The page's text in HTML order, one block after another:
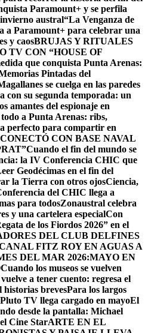
Paramount+ y se perfila
austral“La Venganza de
a Paramount+ para celebrar una
y caosBRUJAS Y RITUALES
TV CON “HOUSE OF
que conquista Punta Arenas:
Pintadas del
se cuelga en las paredes
con su segunda temporada: un
amantes del espionaje en
a Punta Arenas: ribs,
perfecto para compartir en
CON BASE NAVAL
Cuando el fin del mundo se
la IV Conferencia CHIC que
Geodécimas en el fin del
la Tierra con otros ojosCiencia,
del CHIC llega a
para todosZonaustral celebra
y una cartelera especialCon
de los Fiordos 2026” en el
DEL CLUB DELFINES
FITZ ROY EN AGUAS A
DEL MAR 2026:MAYO EN
Cuando los museos se vuelven
a tener cuento: regresa el
historias brevesPara los largos
TV llega cargado en mayoEl
desde la pantalla: Michael
Cine StarARTE EN EL